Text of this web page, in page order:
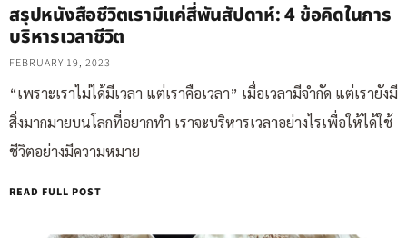
สรุปหนังสือชีวิตเรามีแค่สี่พันสัปดาห์: 4 ข้อคิดในการ
บริหารเวลาชีวิต
FEBRUARY 19, 2023
“เพราะเราไม่ได้มีเวลา แต่เราคือเวลา” เมื่อเวลามีจำกัด แต่เรายังมี
สิ่งมากมายบนโลกที่อยากทำ เราจะบริหารเวลาอย่างไรเพื่อให้ได้ใช้
ชีวิตอย่างมีความหมาย
READ FULL POST